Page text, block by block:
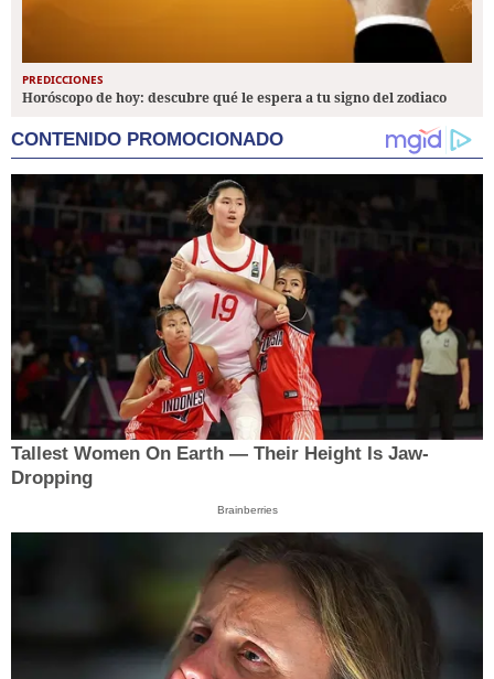
PREDICCIONES
Horóscopo de hoy: descubre qué le espera a tu signo del zodiaco
CONTENIDO PROMOCIONADO
Tallest Women On Earth — Their Height Is Jaw-
Dropping
Brainberries